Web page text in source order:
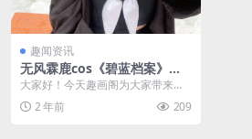
趣闻资讯
无风霖鹿cos《碧蓝档案》普
拉娜，用可爱与迷人勾勒出魅
大家好！今天趣画阁为大家带来一
组由国内人气coser“无风霖鹿”所扮
演的《碧蓝档...
2 年前 209